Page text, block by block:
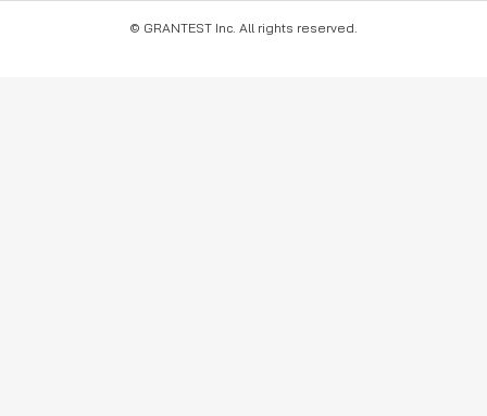
© GRANTEST Inc. All rights reserved.